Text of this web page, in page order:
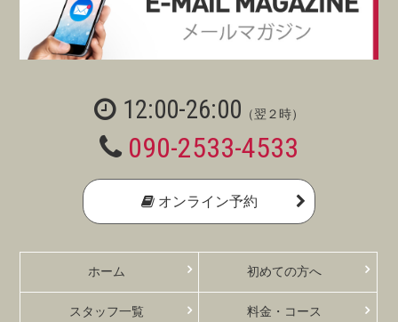
12:00-26:00 （翌２時）
090-2533-4533
オンライン予約
ホーム 初めての方へ
スタッフ一覧 料金・コース